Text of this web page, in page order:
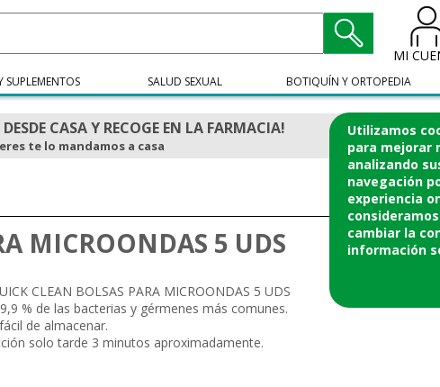
Utilizamos
para mejorar
analizando
navegación
experiencia
cambiar la
información
MI
SUPLEMENTOS SALUD SEXUAL BOTIQUÍN Y ORTOPEDIA
CASA Y RECOGE EN LA FARMACIA!
te lo mandamos a casa
MICROONDAS 5 UDS
CLEAN BOLSAS PARA MICROONDAS 5 UDS
% de las bacterias y gérmenes más comunes.
de almacenar.
solo tarde 3 minutos aproximadamente.